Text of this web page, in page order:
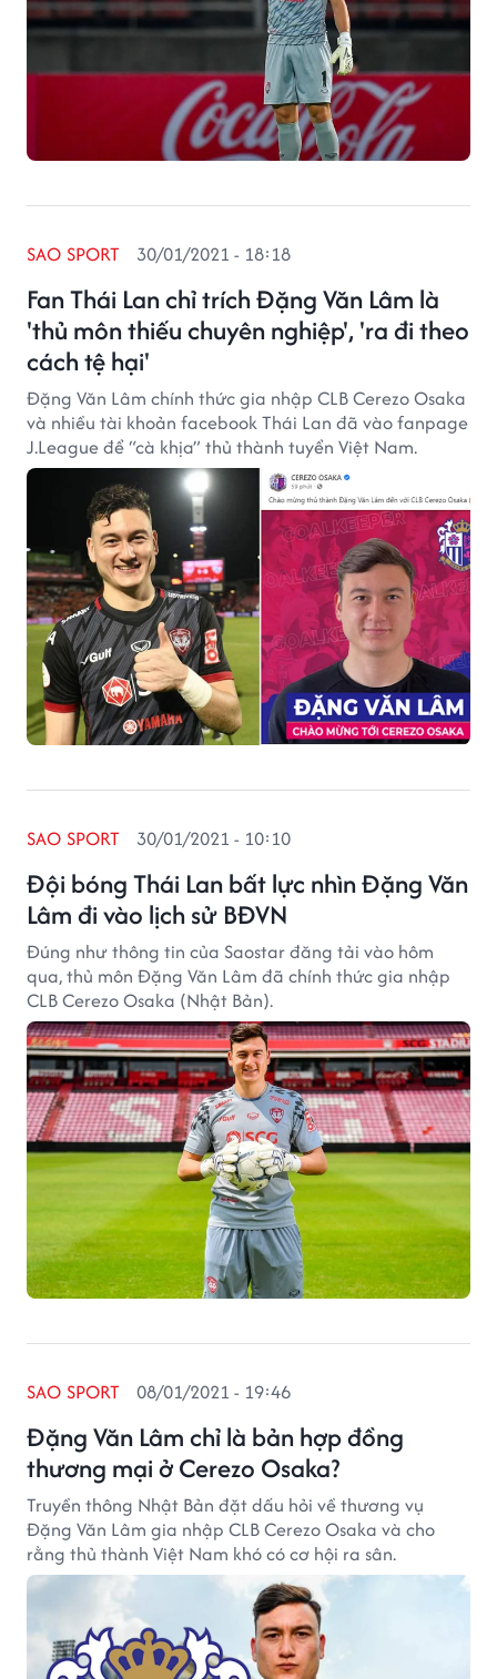
Fan Thái Lan chỉ trích Đặng Văn Lâm là
'thủ môn thiếu chuyên nghiệp', 'ra đi theo
cách tệ hại'
SAO SPORT 30/01/2021 - 18:18
Đặng Văn Lâm chính thức gia nhập CLB Cerezo Osaka
và nhiều tài khoản facebook Thái Lan đã vào fanpage
J.League để “cà khịa” thủ thành tuyển Việt Nam.
Đội bóng Thái Lan bất lực nhìn Đặng Văn
Lâm đi vào lịch sử BĐVN
SAO SPORT 30/01/2021 - 10:10
Đúng như thông tin của Saostar đăng tải vào hôm
qua, thủ môn Đặng Văn Lâm đã chính thức gia nhập
CLB Cerezo Osaka (Nhật Bản).
Đặng Văn Lâm chỉ là bản hợp đồng
thương mại ở Cerezo Osaka?
SAO SPORT 08/01/2021 - 19:46
Truyền thông Nhật Bản đặt dấu hỏi về thương vụ
Đặng Văn Lâm gia nhập CLB Cerezo Osaka và cho
rằng thủ thành Việt Nam khó có cơ hội ra sân.